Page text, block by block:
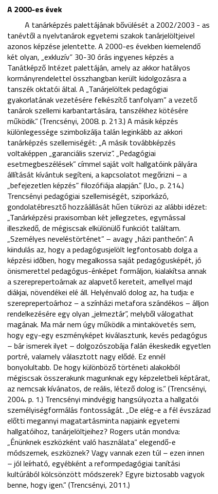
A 2000-es évek
A tanárképzés palettájának bővülését a 2002/2003 - as
tanévtől a nyelvtanárok egyetemi szakok tanárjelöltjeivel
azonos képzése jelentette. A 2000-es években kiemelendő
két olyan, „exkluzív” 30-30 órás ingyenes képzés a
Tanátképző Intézet palettáján, amely az akkor hatályos
kormányrendelettel összhangban került kidolgozásra a
tanszék oktatói által. A „Tanárjelöltek pedagógiai
gyakorlatának vezetésére felkészítő tanfolyam” a vezető
tanárok szellemi karbantartására, tanszékhez kötésére
működik.” (Trencsényi, 2008. p. 213.) A másik képzés
különlegessége szimbolizálja talán leginkább az akkori
tanárképzés szellemiségét: „A másik továbbképzés
voltaképpen „garanciális szerviz”. „Pedagógiai
esetmegbeszélések” címmel saját volt hallgatóink pályára
állítását kívántuk segíteni, a kapcsolatot megőrizni – a
„befejezetlen képzés” filozófiája alapján.” (Uo., p. 214.)
Trencsényi pedagógiai szellemiségét, sziporkázó,
gondolatébresztő hozzáállását hűen tükrözi az alábbi idézet:
„Tanárképzési praxisomban két jellegzetes, egymással
illeszkedő, de mégiscsak elkülönülő funkciót találtam.
„Személyes neveléstörténet” – avagy „házi pantheón”. A
kiindulás az, hogy a pedagógusjelölt legfontosabb dolga a
képzési időben, hogy megalkossa saját pedagógusképét, jó
önismerettel pedagógus-énképet formáljon, kialakítsa annak
a szereprepertoárnak az alapvető kereteit, amellyel majd
diákjai, növendékei elé áll. Helyénvaló dolog az, ha tudja: e
szereprepertoárhoz – a színházi metafora szándékos – álljon
rendelkezésére egy olyan „jelmeztár”, melyből válogathat
magának. Ma már nem úgy működik a mintakövetés sem,
hogy egy-egy eszményképet kiválasztunk, kevés pedagógus
– bár ismerek ilyet – dolgozószobája falán ékeskedik egyetlen
portré, valamely választott nagy elődé. Ez ennél
bonyolultabb. De hogy különböző történeti alakokból
mégiscsak összerakunk magunknak egy képzeletbeli képtárat,
az nemcsak kívánatos, de reális, létező dolog is.” (Trencsényi,
2004. p. 1.) Trencsényi mindvégig hangsúlyozta a hallgatói
személyiségformálás fontosságát. „De elég-e a fél évszázad
előtti megannyi magatartásminta napjaink egyetemi
hallgatóihoz, tanárjelöltjeihez? Rogers után mondva:
„Énünknek eszközként való használata” elegendő-e
módszernek, eszköznek? Vagy vannak ezen túl – ezen innen
– jól leírható, egyébként a reformpedagógiai tanítási
kultúrából kölcsönzött módszerek? Egyre biztosabb vagyok
benne, hogy igen.” (Trencsényi, 2011.)